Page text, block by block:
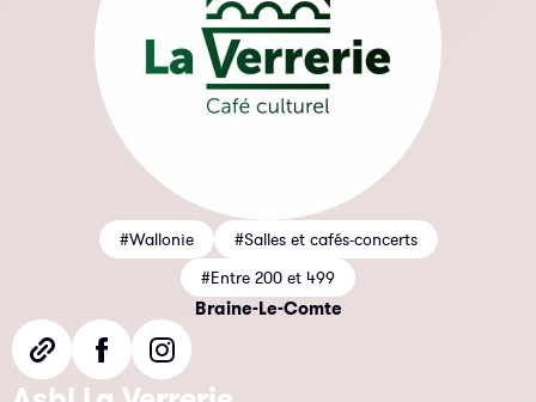
#Wallonie
#Salles et cafés-concerts
#Entre 200 et 499
Braine-Le-Comte